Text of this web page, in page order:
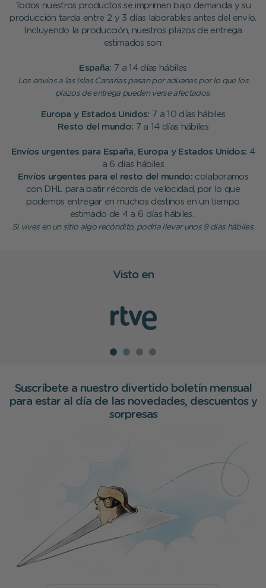
Todos nuestros productos se imprimen bajo demanda y su
producción tarda entre 2 y 3 días laborables antes del envío.
Incluyendo la producción, nuestros plazos de entrega
estimados son:
España: 7 a 14 días hábiles
Los envíos a las Islas Canarias pasan por aduanas por lo que los
plazos de entrega pueden verse afectados.
Europa y Estados Unidos: 7 a 10 días hábiles
Resto del mundo: 7 a 14 días hábiles
Envíos urgentes para España, Europa y Estados Unidos: 4
a 6 días hábiles
Envíos urgentes para el resto del mundo: colaboramos
con DHL para batir récords de velocidad, por lo que
podemos entregar en muchos destinos en un tiempo
estimado de 4 a 6 días hábiles.
Si vives en un sitio algo recóndito, podría llevar unos 9 días hábiles.
Visto en
Suscríbete a nuestro divertido boletín mensual
para estar al día de las novedades, descuentos y
sorpresas